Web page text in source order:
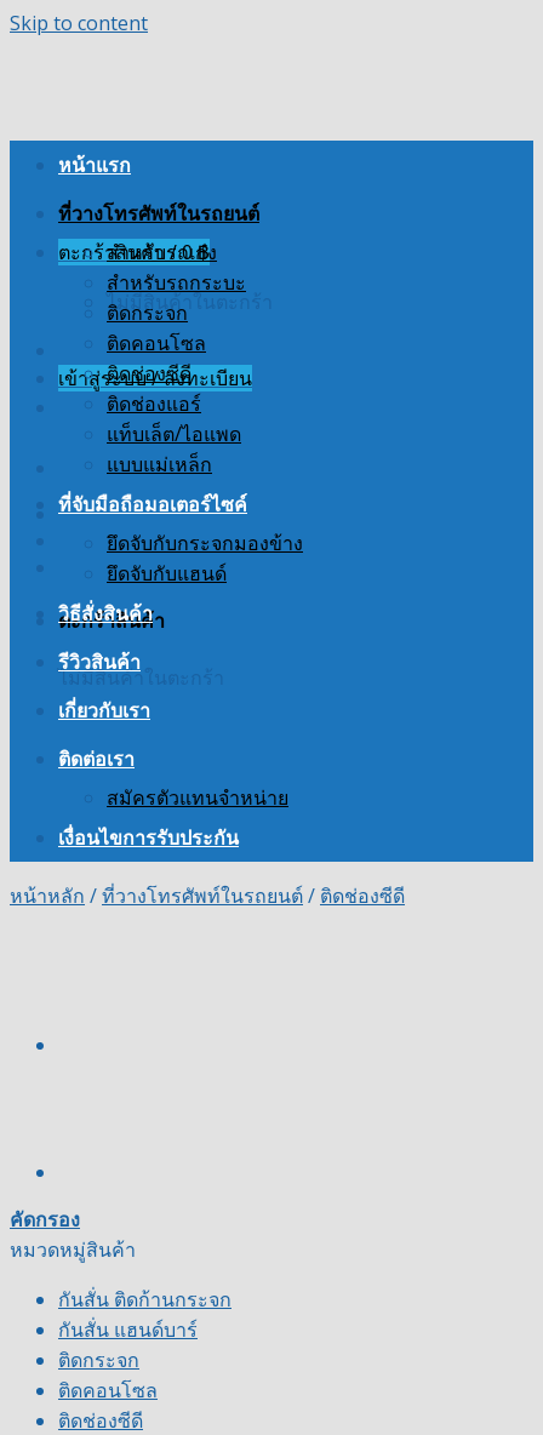
Skip to content
ตะกร้าสินค้า /0฿
ไม่มีสินค้าในตะกร้า
เข้าสู่ระบบ / ลงทะเบียน
ตะกร้าสินค้า
ไม่มีสินค้าในตะกร้า
หน้าแรก
ที่วางโทรศัพท์ในรถยนต์
สำหรับรถเก๋ง
สำหรับรถกระบะ
ติดกระจก
ติดคอนโซล
ติดช่องซีดี
ติดช่องแอร์
แท็บเล็ต/ไอแพด
แบบแม่เหล็ก
ที่จับมือถือมอเตอร์ไซค์
ยึดจับกับกระจกมองข้าง
ยึดจับกับแฮนด์
วิธีสั่งสินค้า
รีวิวสินค้า
เกี่ยวกับเรา
ติดต่อเรา
สมัครตัวแทนจำหน่าย
เงื่อนไขการรับประกัน
หน้าหลัก /ที่วางโทรศัพท์ในรถยนต์/ ติดช่องซีดี
คัดกรอง
หมวดหมู่สินค้า
กันสั่น ติดก้านกระจก
กันสั่น แฮนด์บาร์
ติดกระจก
ติดคอนโซล
ติดช่องซีดี